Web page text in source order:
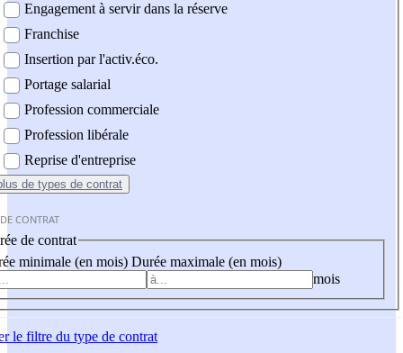
Engagement à servir dans la réserve
Franchise
Insertion par l'activ.éco.
Portage salarial
Profession commerciale
Profession libérale
Reprise d'entreprise
de types de contrat
CONTRAT
de contrat
minimale (en mois) Durée maximale (en mois)
mois
le filtre du type de contrat